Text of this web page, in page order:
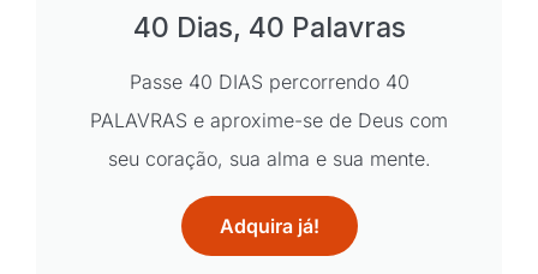
40 Dias, 40 Palavras
Passe 40 DIAS percorrendo 40
PALAVRAS e aproxime-se de Deus com
seu coração, sua alma e sua mente.
Adquira já!